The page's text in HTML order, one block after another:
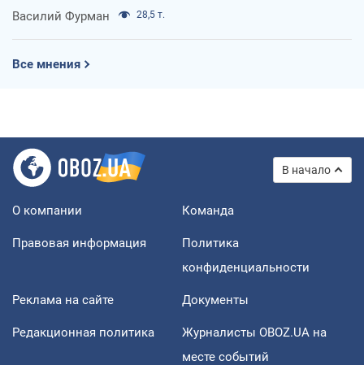
Василий Фурман 28,5 т.
Все мнения
В начало
О компании Команда
Правовая информация
Политика
конфиденциальности
Реклама на сайте Документы
Редакционная политика
Журналисты OBOZ.UA на
месте событий